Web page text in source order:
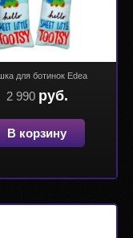
для ботинок Edea
2 990 руб.
В корзину